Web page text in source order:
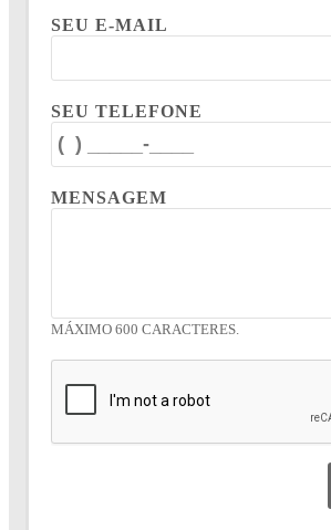
SEU E-MAIL
SEU TELEFONE
MENSAGEM
MÁXIMO 600 CARACTERES.